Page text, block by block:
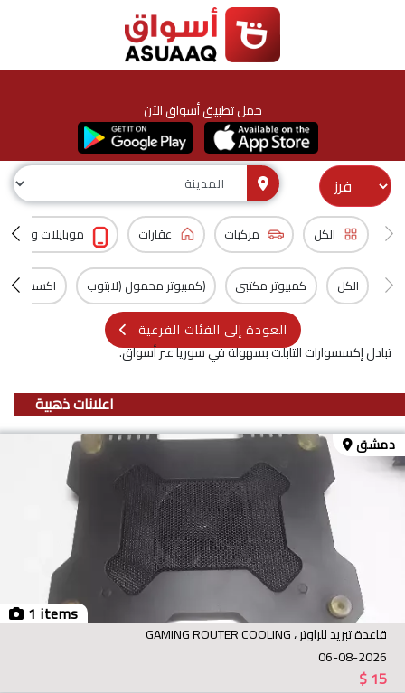
حمل تطبيق أسواق الآن
الكل مركبات عقارات موبايلات و
الكل كمبيوتر مكتبي (كمبيوتر محمول (لابتوب
العودة إلى الفئات الفرعية
تبادل إكسسوارات التابلت بسهولة في سوريا عبر أسواق.
اعلانات ذهبية
1 items
دمشق
قاعدة تبريد للراوتر ، GAMING ROUTER COOLING
06-08-2026
$15